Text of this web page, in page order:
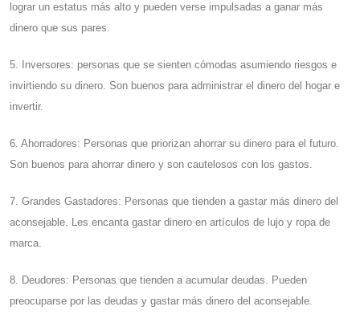
lograr un estatus más alto y pueden verse impulsadas a ganar más
dinero que sus pares.
5. Inversores: personas que se sienten cómodas asumiendo riesgos e
invirtiendo su dinero. Son buenos para administrar el dinero del hogar e
invertir.
6. Ahorradores: Personas que priorizan ahorrar su dinero para el futuro.
Son buenos para ahorrar dinero y son cautelosos con los gastos.
7. Grandes Gastadores: Personas que tienden a gastar más dinero del
aconsejable. Les encanta gastar dinero en artículos de lujo y ropa de
marca.
8. Deudores: Personas que tienden a acumular deudas. Pueden
preocuparse por las deudas y gastar más dinero del aconsejable.